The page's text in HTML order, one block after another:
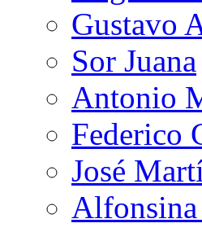
Gustavo
Sor Juana
Antonio
Federico
José